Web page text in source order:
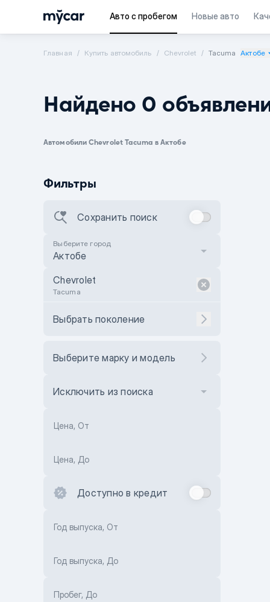
Авто с пробегом Новые авто
Главная Купить автомобиль Chevrolet Tacuma Актобе
Найдено 0
Автомобили Chevrolet Tacuma в Актобе
Фильтры
Сохранить поиск
Выберите город
Актобе
Chevrolet
Tacuma
Выбрать поколение
Выберите марку и модель
Исключить из поиска
Цена, От
Цена, До
Доступно в кредит
Год выпуска, От
Год выпуска, До
Пробег, До